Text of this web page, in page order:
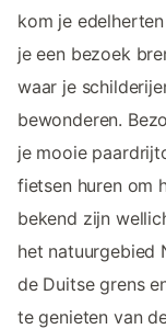
kom je
je een bezoek
waar je
bewonderen.
je mooie
fietsen huren om
bekend zijn
het natuurgebied
de Duitse grens
te genieten van